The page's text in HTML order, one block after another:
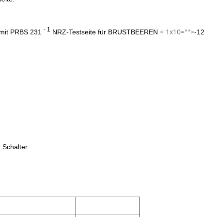
PRBS 231 - 1 NRZ-Testseite für BRUSTBEEREN < 1x10="">-12
Schalter